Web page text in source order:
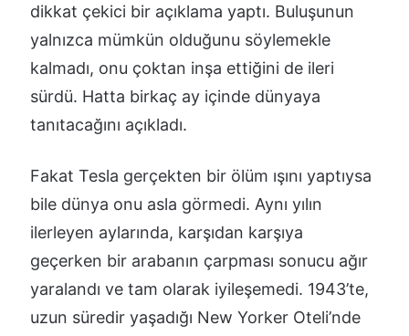
dikkat çekici bir açıklama yaptı. Buluşunun
yalnızca mümkün olduğunu söylemekle
kalmadı, onu çoktan inşa ettiğini de ileri
sürdü. Hatta birkaç ay içinde dünyaya
tanıtacağını açıkladı.
Fakat Tesla gerçekten bir ölüm ışını yaptıysa
bile dünya onu asla görmedi. Aynı yılın
ilerleyen aylarında, karşıdan karşıya
geçerken bir arabanın çarpması sonucu ağır
yaralandı ve tam olarak iyileşemedi. 1943’te,
uzun süredir yaşadığı New Yorker Oteli’nde